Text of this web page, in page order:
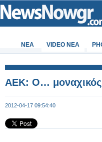
ΝΕΑ VIDEO NEA
AEK: Ο… μοναχικός
2012-04-17 09:54:40